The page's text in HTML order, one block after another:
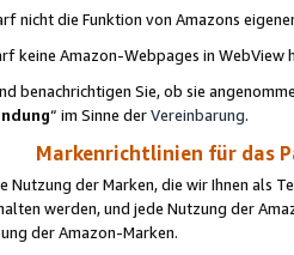
nicht die Funktion von Amazons
keine Amazon-Webpages in WebView
benachrichtigen Sie, ob sie
“ im Sinne derVereinbarung.
Markenrichtlinien für das
Nutzung der Marken, die wir Ihnen als
werden, und jede Nutzung der
der Amazon-Marken.